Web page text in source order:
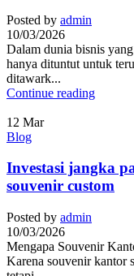
Posted by admin
10/03/2026
Dalam dunia bisnis
hanya dituntut untuk
ditawark...
Continue reading
12 Mar
Blog
Investasi jangka
souvenir custom
Posted by admin
10/03/2026
Mengapa Souvenir
Karena souvenir kantor